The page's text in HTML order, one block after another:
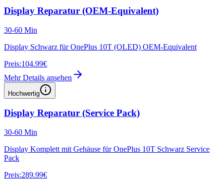
Display Reparatur (OEM-Equivalent)
30-60 Min
Display Schwarz für OnePlus 10T (OLED) OEM-Equivalent
Preis:104.99€
Mehr Details ansehen
Hochwertig
Display Reparatur (Service Pack)
30-60 Min
Display Komplett mit Gehäuse für OnePlus 10T Schwarz Service
Pack
Preis:289.99€